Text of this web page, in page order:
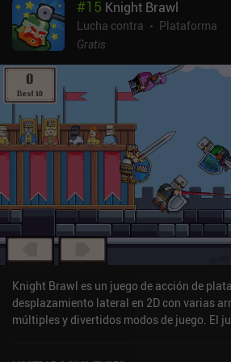
pergaminos de equipo que se usan para
Combinar dos piezas similares también
desbloquea ventajas adicionales, pero
un poco pesado, pero el juego ofrece una
de mitigar esta molestia, siempre que estés
Aparte de vender moneda del juego y llaves
Shades nos bombardea literalmente con
especiales, para que siempre tengamos
También podemos ver anuncios para
Afortunadamente, no necesitamos
pero el sistema de energía es bastante molesto. A pesar
repetitiva jugabilidad y la agresiva
encontrarse con personajes conocidos,
la historia y redescubrir el excepcional
Shadow Fight 2 hicieron que la
agradable.
#15 Knight Brawl
Lucha contra
Plataforma
Gratis
Knight Brawl es un juego de acción de
desplazamiento lateral en 2D con varias
múltiples y divertidos modos de juego. El juego en sí nos presenta